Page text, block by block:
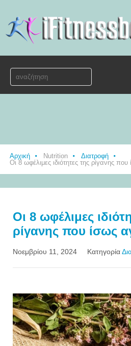
Αρχική Nutrition
Διατροφή
Οι 8 ωφέλιμες ιδιότητες της ρίγανης
Οι 8 ωφέλιμες
ρίγανης που ίσως
Νοεμβρίου 11, 2024 Κατηγορία